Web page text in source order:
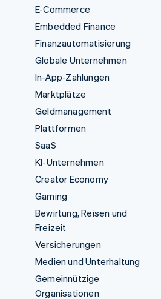
E-Commerce
Embedded Finance
Finanzautomatisierung
Globale Unternehmen
In-App-Zahlungen
Marktplätze
Geldmanagement
Plattformen
SaaS
KI-Unternehmen
Creator Economy
Gaming
Bewirtung, Reisen und
Freizeit
Versicherungen
Medien und Unterhaltung
Gemeinnützige
Organisationen